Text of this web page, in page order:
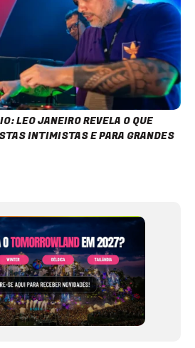
LEO JANEIRO REVELA O QUE
INTIMISTAS E PARA GRANDES